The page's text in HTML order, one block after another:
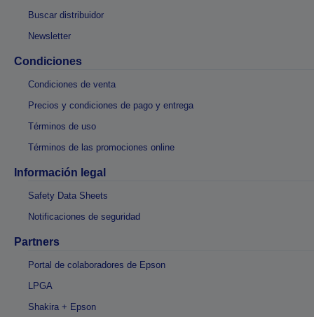
Buscar distribuidor
Newsletter
Condiciones
Condiciones de venta
Precios y condiciones de pago y entrega
Términos de uso
Términos de las promociones online
Información legal
Safety Data Sheets
Notificaciones de seguridad
Partners
Portal de colaboradores de Epson
LPGA
Shakira + Epson